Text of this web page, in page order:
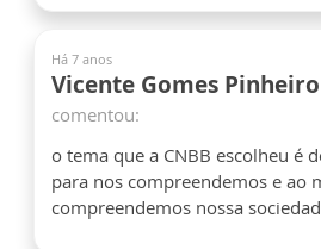
Há 7 anos
Vicente Gomes Pinheiro
comentou:
o tema que a CNBB escolheu é
para nos compreendemos e ao
compreendemos nossa